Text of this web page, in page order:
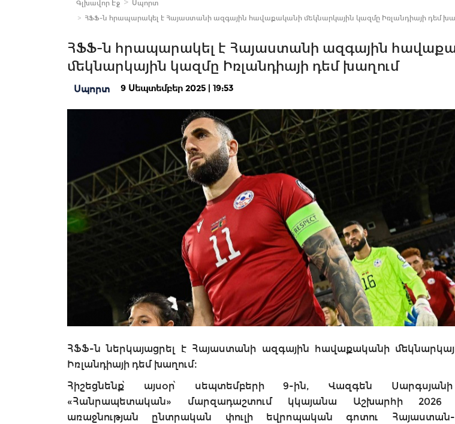
Գլխավոր Էջ
Սպորտ
ՀՖՖ-ն հրապարակել է Հայաստանի ազգային հավաքականի մեկնարկային կազմը Իռլանդիայի դեմ
ՀՖՖ-ն հրապարակել է Հայաստանի ազգային
մեկնարկային կազմը Իռլանդիայի դեմ խաղում
Սպորտ 9 Սեպտեմբեր 2025 | 19:53
ՀՖՖ-ն ներկայացրել է Հայաստանի ազգային հավաքականի
Իռլանդիայի դեմ խաղում։
Հիշեցնենք՝ այսօր՝ սեպտեմբերի 9-ին, Վազգեն
«Հանրապետական» մարզադաշտում կկայանա Աշխարհի 2026
առաջնության ընտրական փուլի եվրոպական գոտու Հայաստան-